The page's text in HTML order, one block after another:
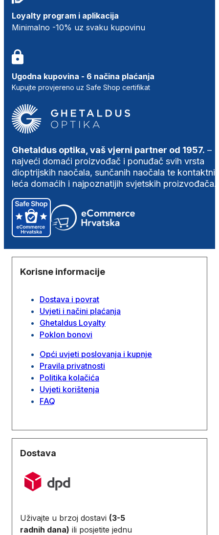
Loyalty program i aplikacija
Minimalno -10% uz svaku kupovinu
Ugodna kupovina - 6 načina plaćanja
Kupujte provjereno uz Safe Shop certifikat
Ghetaldus optika, vaš vjerni partner od 1957. –
najveći domaći proizvođač i ponuđač svih vrsta
dioptrijskih naočala, sunčanih naočala te
leća domaćih i najpoznatijih svjetskih proizvođača.
Korisne informacije
Dostava i povrat
Uvjeti i načini plaćanja
Ghetaldus Loyalty
Poklon bonovi
Opći uvjeti poslovanja i kupnje
Pravila privatnosti
Politika kolačića
Uvjeti korištenja
FAQ
Dostava
Uživajte u brzoj dostavi (3-5
radnih dana) ili posjetite jednu